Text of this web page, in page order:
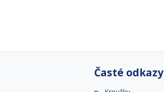
Časté odkazy